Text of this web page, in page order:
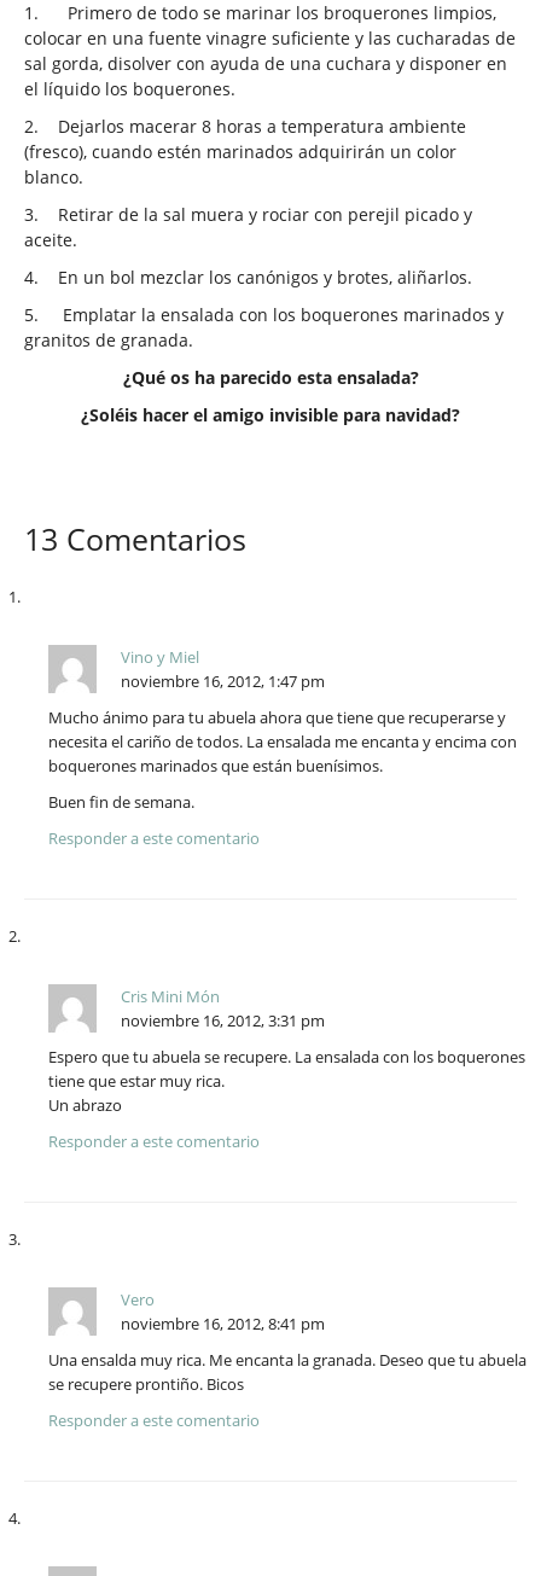
1.
Primero de todo se marinar los broquerones limpios,
colocar en una fuente vinagre suficiente y las cucharadas de
sal gorda, disolver con ayuda de una cuchara y disponer en
el líquido los boquerones.
2.
Dejarlos macerar 8 horas a temperatura ambiente
(fresco), cuando estén marinados adquirirán un color
blanco.
3.
Retirar de la sal muera y rociar con perejil picado y
aceite.
4.
En un bol mezclar los canónigos y brotes, aliñarlos.
5.
Emplatar la ensalada con los boquerones marinados y
granitos de granada.
¿Qué os ha parecido esta ensalada?
¿Soléis hacer el amigo invisible para navidad?
13 Comentarios
Vino y Miel
noviembre 16, 2012, 1:47 pm
Mucho ánimo para tu abuela ahora que tiene que recuperarse y
necesita el cariño de todos. La ensalada me encanta y encima con
boquerones marinados que están buenísimos.
Buen fin de semana.
Responder a este comentario
Cris Mini Món
noviembre 16, 2012, 3:31 pm
Espero que tu abuela se recupere. La ensalada con los boquerones
tiene que estar muy rica.
Un abrazo
Responder a este comentario
Vero
noviembre 16, 2012, 8:41 pm
Una ensalda muy rica. Me encanta la granada. Deseo que tu abuela
se recupere prontiño. Bicos
Responder a este comentario